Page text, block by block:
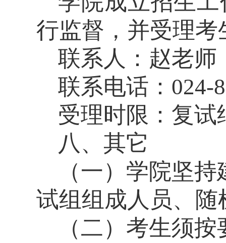
行监督，并受理
联系人： 赵老师
联系电话： 024-
受理时限：复试
八、其它
（一）学院坚
试组组成人员、
（二）考生须